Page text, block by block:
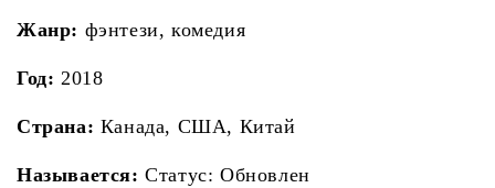
Жанр: фэнтези, комедия
Год: 2018
Страна: Канада, США, Китай
Называется: Статус: Обновлен